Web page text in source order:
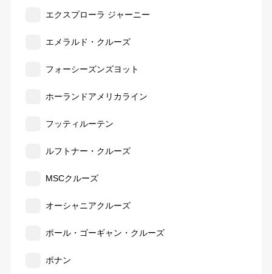
エクスプローラ ジャーニー
エメラルド・クルーズ
フォーシーズンズヨット
ホーランドアメリカライン
フッティルーテン
ルフトナー・クルーズ
MSCクルーズ
オーシャニアクルーズ
ポール・ゴーギャン・クルーズ
ポナン